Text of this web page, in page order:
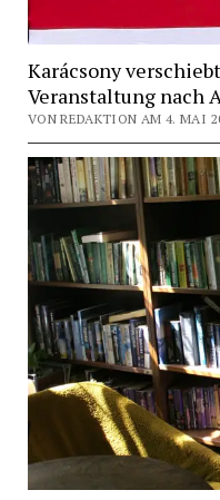
Karácsony
Veranstaltung nach
VON REDAKTION AM 4. MAI